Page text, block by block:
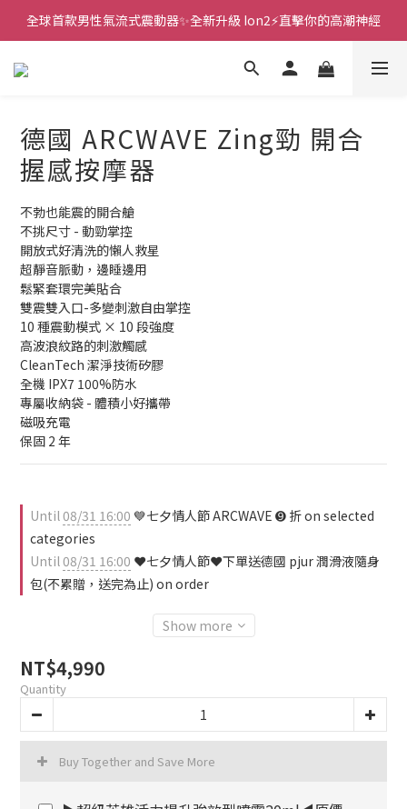
新款智能炮機👍小奶狗🩷小飛象💜
全球首款男性氣流式震動器✨全新升級 Ion2⚡直擊你的高潮神經
🎇全球首創三大創新專利👊全自動飛機杯S2 Pro玩遍所有姿勢
德國 ARCWAVE Zing勁 開合
握感按摩器
不勃也能震的開合艙
不挑尺寸 - 動勁掌控
開放式好清洗的懶人救星
超靜音脈動，邊睡邊用
鬆緊套環完美貼合
雙震雙入口-多變刺激自由掌控
10 種震動模式 × 10 段強度
高波浪紋路的刺激觸感
CleanTech 潔淨技術矽膠
全機 IPX7 100%防水
專屬收納袋 - 體積小好攜帶
磁吸充電
保固 2 年
Until08/31 16:00 💙七夕情人節 ARCWAVE ➒ 折 on selected
categories
Until08/31 16:00 ❤️七夕情人節❤️下單送德國 pjur 潤滑液隨身
包(不累贈，送完為止) on order
Show more
NT$4,990
Quantity
Buy Together and Save More